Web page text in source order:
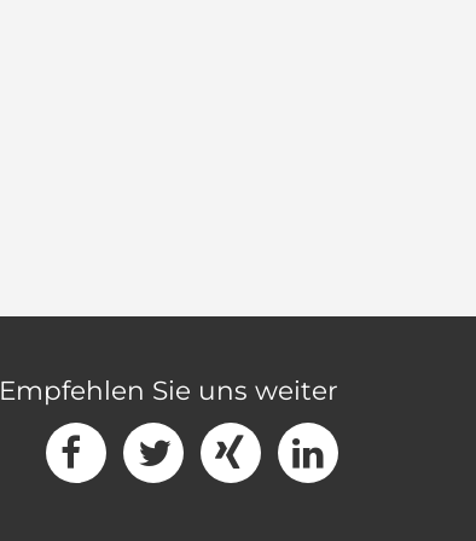
Empfehlen Sie uns weiter